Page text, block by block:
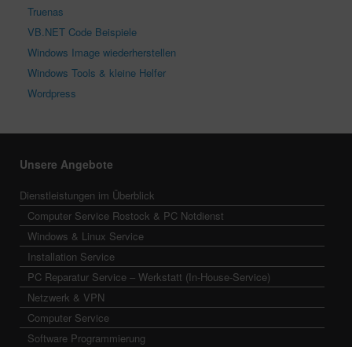
Truenas
VB.NET Code Beispiele
Windows Image wiederherstellen
Windows Tools & kleine Helfer
Wordpress
Unsere Angebote
Dienstleistungen im Überblick
Computer Service Rostock & PC Notdienst
Windows & Linux Service
Installation Service
PC Reparatur Service – Werkstatt (In-House-Service)
Netzwerk & VPN
Computer Service
Software Programmierung